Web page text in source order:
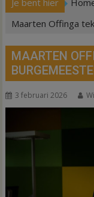
Je bent hier
Maarten Offinga
MAARTEN
3 februari 2026